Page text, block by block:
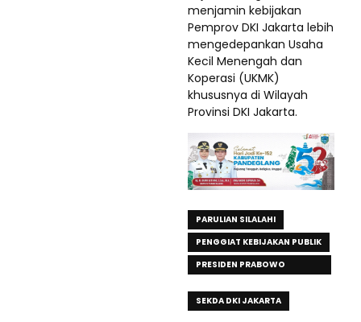
menjamin kebijakan
Pemprov DKI Jakarta lebih
mengedepankan Usaha
Kecil Menengah dan
Koperasi (UKMK)
khususnya di Wilayah
Provinsi DKI Jakarta.
PARULIAN SILALAHI
PENGGIAT KEBIJAKAN PUBLIK
PRESIDEN PRABOWO
SEKDA DKI JAKARTA